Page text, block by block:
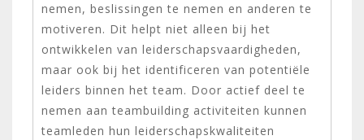
nemen, beslissingen te nemen en anderen te
motiveren. Dit helpt niet alleen bij het
ontwikkelen van leiderschapsvaardigheden,
maar ook bij het identificeren van potentiële
leiders binnen het team. Door actief deel te
nemen aan teambuilding activiteiten kunnen
teamleden hun leiderschapskwaliteiten